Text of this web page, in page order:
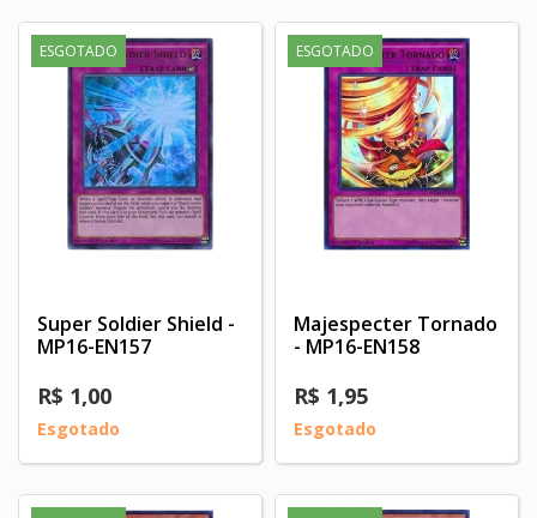
ESGOTADO
Super Soldier Shield -
MP16-EN157
R$ 1,00
Esgotado
ESGOTADO
Majespecter Tornado
- MP16-EN158
R$ 1,95
Esgotado